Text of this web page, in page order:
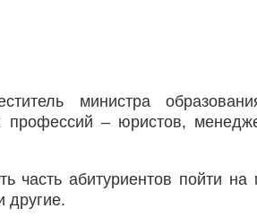
министра
профессий – юристов,
часть абитуриентов пойти
другие.